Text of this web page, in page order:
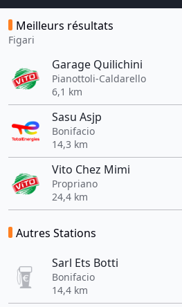
Meilleurs résultats
Figari
Garage Quilichini
Pianottoli-Caldarello
6,1 km
Sasu Asjp
Bonifacio
14,3 km
Vito Chez Mimi
Propriano
24,4 km
Autres Stations
Sarl Ets Botti
Bonifacio
14,4 km